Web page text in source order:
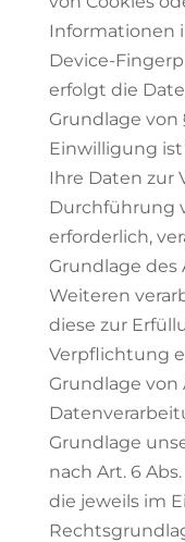
Informationen
Device-
erfolgt die
Grundlage von
Einwilligung
Ihre Daten zur
Durchführung
erforderlich,
Grundlage des
Weiteren
diese zur
Verpflichtung
Grundlage von
Grundlage
nach Art. 6
die jeweils im